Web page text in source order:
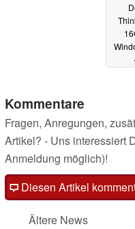
Kommentare
Fragen, Anregungen,
Artikel? - Uns interessiert
Anmeldung möglich)!
Diesen Artikel
Ältere News